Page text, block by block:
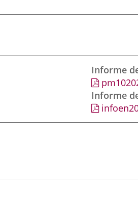
Informe
Informe